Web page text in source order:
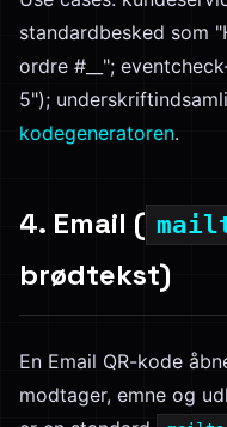
standardbesked som
ordre #__";
5");
kodegeneratoren.
4. Email (
brødtekst)
En Email QR-kode
modtager, emne og